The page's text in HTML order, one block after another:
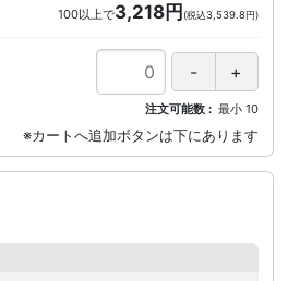
100以上で3,218円 (税込3,539.8円)
注文可能数 最小 10